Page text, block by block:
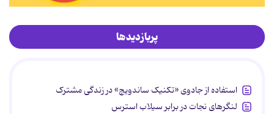
پربازدیدها
استفاده از جادوی «تکنیک ساندویچ» در زندگی مشترک
لنگرهای نجات در برابر سیلاب استرس